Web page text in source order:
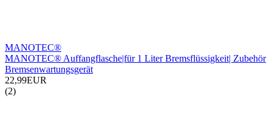
MANOTEC®
MANOTEC® Auffangflasche|für 1 Liter Bremsflüssigkeit| Zubehör
Bremsenwartungsgerät
22,99EUR
(2)